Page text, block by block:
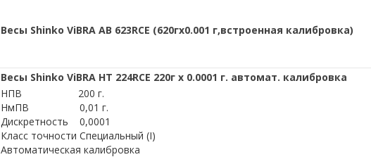
Весы Shinko ViBRA AB 623RCE (620гх0.001 г,встроенная калибровка)
Весы Shinko ViBRA HT 224RCE 220г х 0.0001 г. автомат. калибровка
НПВ 200 г.
НмПВ 0,01 г.
Дискретность 0,0001
Класс точности Специальный (I)
Автоматическая калибровка